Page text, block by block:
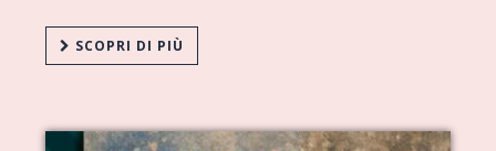
SCOPRI DI PIÙ